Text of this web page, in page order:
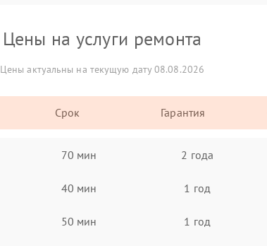
Цены на услуги ремонта
Цены актуальны на текущую дату 08.08.2026
Срок Гарантия
70 мин 2 года
40 мин 1 год
50 мин 1 год